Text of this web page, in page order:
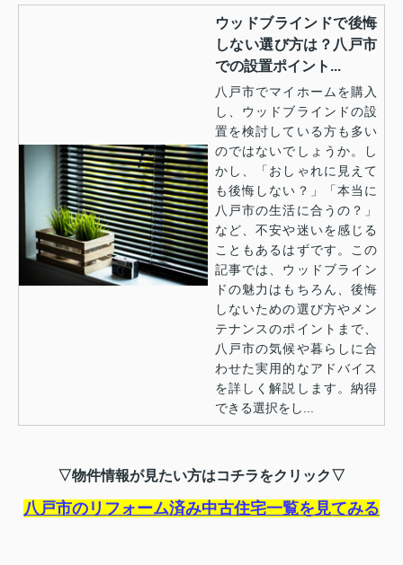
ウッドブラインドで後悔
しない選び方は？八戸市
での設置ポイント...
八戸市でマイホームを購入
し、ウッドブラインドの設
置を検討している方も多い
のではないでしょうか。し
かし、「おしゃれに見えて
も後悔しない？」「本当に
八戸市の生活に合うの？」
など、不安や迷いを感じる
こともあるはずです。この
記事では、ウッドブライン
ドの魅力はもちろん、後悔
しないための選び方やメン
テナンスのポイントまで、
八戸市の気候や暮らしに合
わせた実用的なアドバイス
を詳しく解説します。納得
できる選択をし...
▽物件情報が見たい方はコチラをクリック▽
八戸市のリフォーム済み中古住宅一覧を見てみる